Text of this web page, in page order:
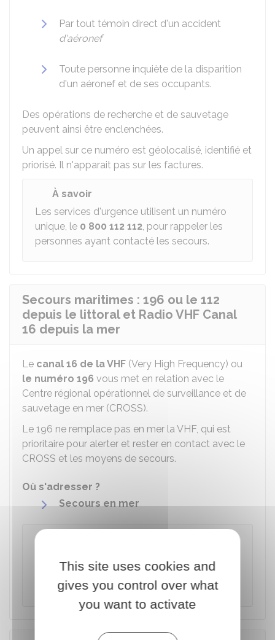
Par tout témoin direct d'un accident
d'aéronef
Toute personne inquiète de la disparition
d'un aéronef et de ses occupants.
Des opérations de recherche et de sauvetage
peuvent ainsi être enclenchées.
Un appel sur ce numéro est géolocalisé, identifié et
priorisé. Il n'apparait pas sur les factures.
À savoir
Les services d'urgence utilisent un numéro
unique, le 0 800 112 112, pour rappeler les
personnes ayant contacté les secours.
Secours maritimes : 196 ou le 112
depuis le littoral et Radio VHF Canal
16 depuis la mer
Le canal 16 de la VHF (Very High Frequency) ou
le numéro 196 vous met en relation avec le
Centre régional opérationnel de surveillance et de
sauvetage en mer (CROSS).
Le 196 ne remplace pas en mer la VHF, qui est
prioritaire pour alerter et rester en contact avec le
CROSS et les moyens de secours.
Où s'adresser ?
Secours en mer
, pourrappelerles personnes ayant
contacté les secours.
This site uses cookies and
gives you control over what
you want to activate